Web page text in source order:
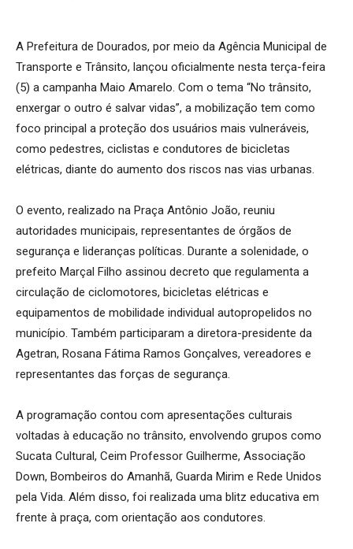
A Prefeitura de Dourados, por meio da Agência Municipal de
Transporte e Trânsito, lançou oficialmente nesta terça-feira
(5) a campanha Maio Amarelo. Com o tema “No trânsito,
enxergar o outro é salvar vidas”, a mobilização tem como
foco principal a proteção dos usuários mais vulneráveis,
como pedestres, ciclistas e condutores de bicicletas
elétricas, diante do aumento dos riscos nas vias urbanas.
O evento, realizado na Praça Antônio João, reuniu
autoridades municipais, representantes de órgãos de
segurança e lideranças políticas. Durante a solenidade, o
prefeito Marçal Filho assinou decreto que regulamenta a
circulação de ciclomotores, bicicletas elétricas e
equipamentos de mobilidade individual autopropelidos no
município. Também participaram a diretora-presidente da
Agetran, Rosana Fátima Ramos Gonçalves, vereadores e
representantes das forças de segurança.
A programação contou com apresentações culturais
voltadas à educação no trânsito, envolvendo grupos como
Sucata Cultural, Ceim Professor Guilherme, Associação
Down, Bombeiros do Amanhã, Guarda Mirim e Rede Unidos
pela Vida. Além disso, foi realizada uma blitz educativa em
frente à praça, com orientação aos condutores.